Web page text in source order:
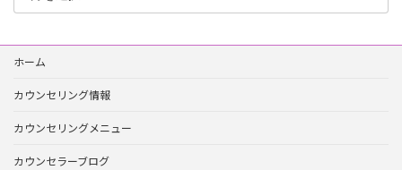
グ
ー
カ
ブ
ホーム
カウンセリング情報
カウンセリングメニュー
カウンセラーブログ